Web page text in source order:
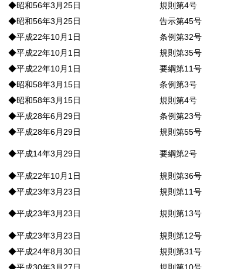
◆昭和56年3月25日
規則第4号
◆昭和56年3月25日
告示第45号
◆平成22年10月1日
条例第32号
◆平成22年10月1日
規則第35号
◆平成22年10月1日
要綱第11号
◆昭和58年3月15日
条例第3号
◆昭和58年3月15日
規則第4号
◆平成28年6月29日
条例第23号
◆平成28年6月29日
規則第55号
◆平成14年3月29日 要綱第2号
◆平成22年10月1日
規則第36号
◆平成23年3月23日
規則第11号
◆平成23年3月23日 規則第13号
◆平成23年3月23日
規則第12号
◆平成24年8月30日
規則第31号